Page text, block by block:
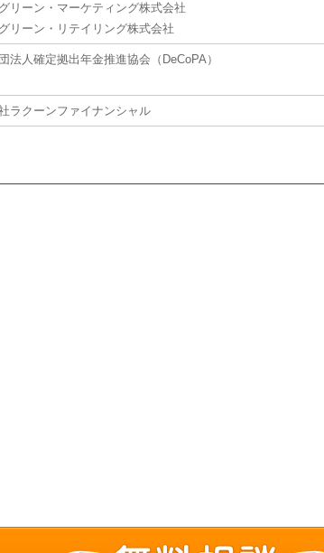
リーン・マーケティング株式会社
リーン・リテイリング株式会社
法人確定拠出年金推進協会（DeCoPA）
ラクーンファイナンシャル